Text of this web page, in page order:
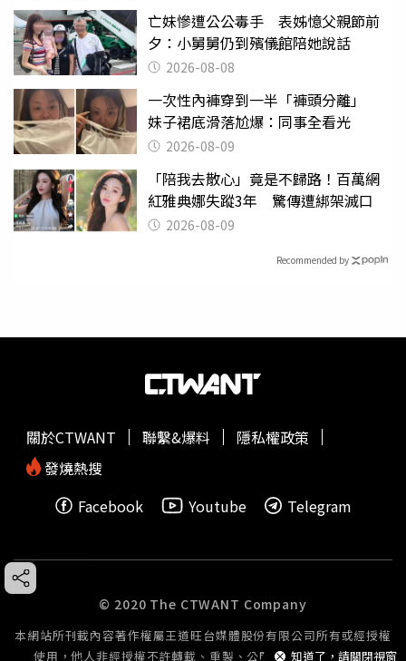
亡妹慘遭公公毒手 表姊憶父親節前
夕：小舅舅仍到殯儀館陪她說話
2026-08-08
一次性內褲穿到一半「褲頭分離」
妹子裙底滑落尬爆：同事全看光
2026-08-09
「陪我去散心」竟是不歸路！百萬網
紅雅典娜失蹤3年 驚傳遭綁架滅口
2026-08-09
Recommended by
知道了，請關閉視窗
關於CTWANT 聯繫&爆料
隱私權政策
發燒熱搜
Facebook
Youtube Telegram
© 2020 The CTWANT Company
本網站所刊載內容著作權屬王道旺台媒體股份有限公司所有或經授權
使用，他人非經授權不許轉載、重製、公開播送或公開傳輸。